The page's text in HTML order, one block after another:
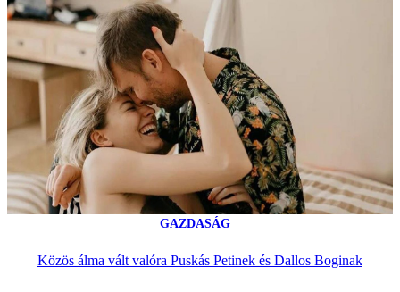
GAZDASÁG
Közös álma vált valóra Puskás Petinek és Dallos Boginak